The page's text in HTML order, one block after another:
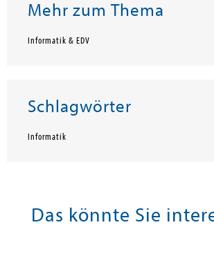
Mehr zum Thema
Informatik & EDV
Schlagwörter
Informatik
Das könnte Sie